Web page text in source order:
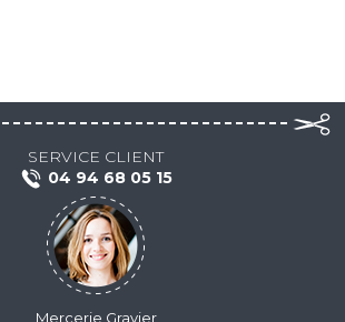
SERVICE CLIENT
04 94 68 05 15
Mercerie Gravier